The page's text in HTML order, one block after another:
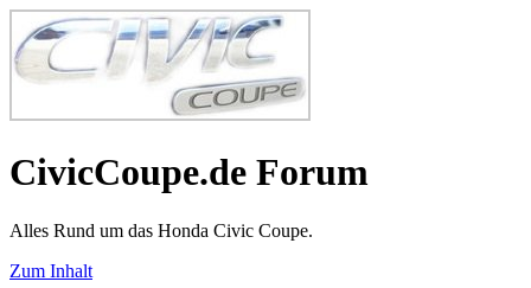
CivicCoupe.de Forum
Alles Rund um das Honda Civic Coupe.
Zum Inhalt